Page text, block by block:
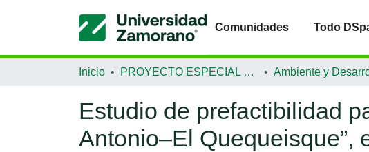
Comunidades Todo
Inicio PROYECTO ESPECIAL DE GRADUACIÓN Ambiente y
Estudio de prefactibilidad
Antonio–El Quequeisque”,